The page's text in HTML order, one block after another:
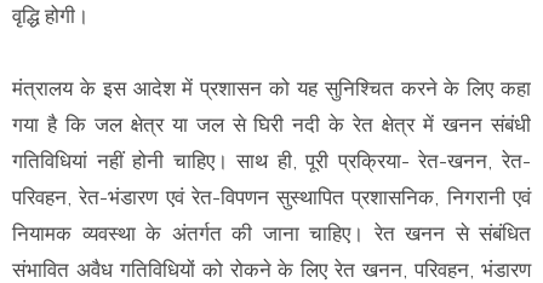
वृद्धि होगी।
मंत्रालय के इस आदेश में प्रशासन को यह सुनिश्चित करने के लिए कहा
गया है कि जल क्षेत्र या जल से घिरी नदी के रेत क्षेत्र में खनन संबंधी
गतिविधियां नहीं होनी चाहिए। साथ ही, पूरी प्रक्रिया- रेत-खनन, रेत-
परिवहन, रेत-भंडारण एवं रेत-विपणन सुस्थापित प्रशासनिक, निगरानी एवं
नियामक व्यवस्था के अंतर्गत की जाना चाहिए। रेत खनन से संबंधित
संभावित अवैध गतिविधियों को रोकने के लिए रेत खनन, परिवहन, भंडारण